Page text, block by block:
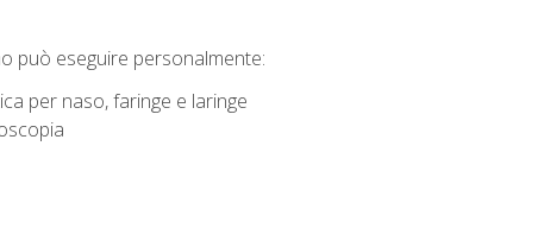
può eseguire personalmente:
per naso, faringe e laringe